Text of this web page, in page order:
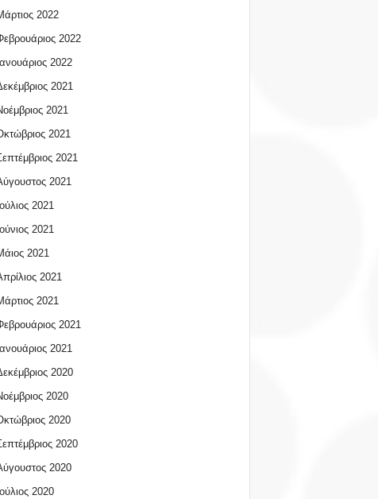
2022
2022
2022
2021
2021
2021
2021
2021
2021
2021
2021
2021
2021
2021
2021
2020
2020
2020
2020
2020
2020